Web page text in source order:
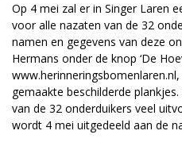
Op 4 mei zal er in Singer Laren
voor alle nazaten van de 32
namen en gegevens van deze
Hermans onder de knop ‘De
gemaakte beschilderde
van de 32 onderduikers veel
wordt 4 mei uitgedeeld aan de